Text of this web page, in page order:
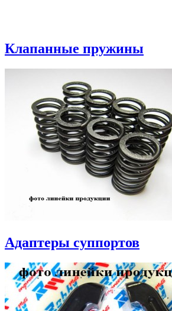
Клапанные пружины
Адаптеры суппортов